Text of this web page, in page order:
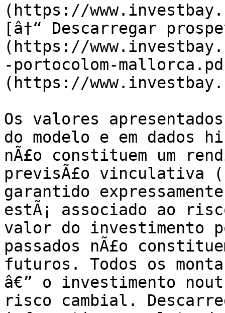
(https://
[â†“ Descarregar
(https://
-portocolom-
(https://
Os valores
do modelo e em dados
nÃ£o constituem um
previsÃ£o vinculativa
garantido
estÃ¡ associado ao
valor do investimento
passados nÃ£o
futuros. Todos os
â€” o investimento
risco cambial.